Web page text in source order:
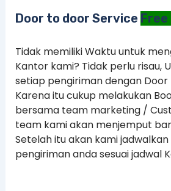
Door to door Service Free
Tidak memiliki Waktu untuk
Kantor kami? Tidak perlu risau,
setiap pengiriman dengan Door
Karena itu cukup melakukan
bersama team marketing /
team kami akan menjemput
Setelah itu akan kami
pengiriman anda sesuai jadwal